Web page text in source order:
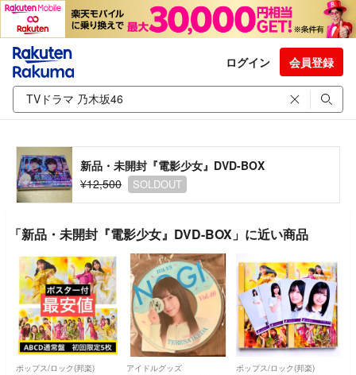
ログイン 会員登録
新品・未開封『電影少女』DVD-BOX
¥12,500
SOLDOUT
「新品・未開封『電影少女』DVD-BOX」に近い商品
ポップス/ロック(邦楽) アイドルグッズ ポップス/ロック(邦楽)